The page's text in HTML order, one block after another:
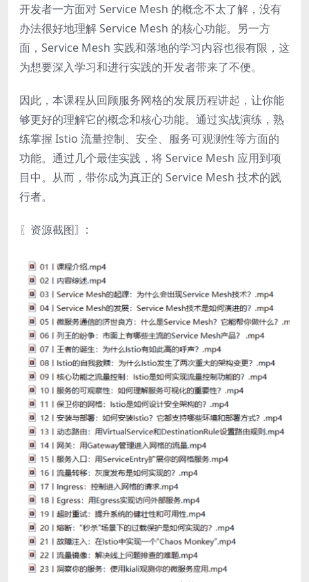
开发者一方面对 Service Mesh 的概念不太了解，没有
办法很好地理解 Service Mesh 的核心功能。另一方
面，Service Mesh 实践和落地的学习内容也很有限，这
为想要深入学习和进行实践的开发者带来了不便。
因此，本课程从回顾服务网格的发展历程讲起，让你能
够更好的理解它的概念和核心功能。通过实战演练，熟
练掌握 Istio 流量控制、安全、服务可观测性等方面的
功能。通过几个最佳实践，将 Service Mesh 应用到项
目中。从而，带你成为真正的 Service Mesh 技术的践
行者。
〖资源截图〗 :